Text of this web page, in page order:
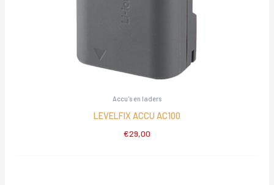
Accu's en laders
LEVELFIX ACCU AC100
€29,00